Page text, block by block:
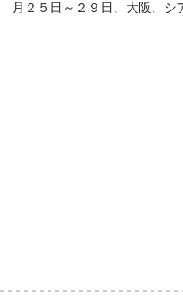
月２５日～２９日、大阪、シ